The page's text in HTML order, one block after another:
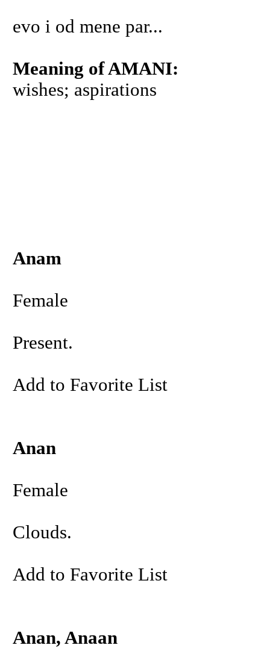
evo i od mene par...
Meaning of AMANI:
wishes; aspirations
Anam
Female
Present.
Add to Favorite List
Anan
Female
Clouds.
Add to Favorite List
Anan, Anaan